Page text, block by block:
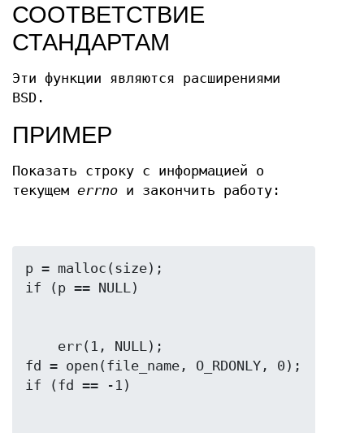
СООТВЕТСТВИЕ
СТАНДАРТАМ
Эти функции являются расширениями
BSD.
ПРИМЕР
Показать строку с информацией о
текущем errno и закончить работу:
p = malloc(size);
fd = open(file_name, O_RDONLY, 0);